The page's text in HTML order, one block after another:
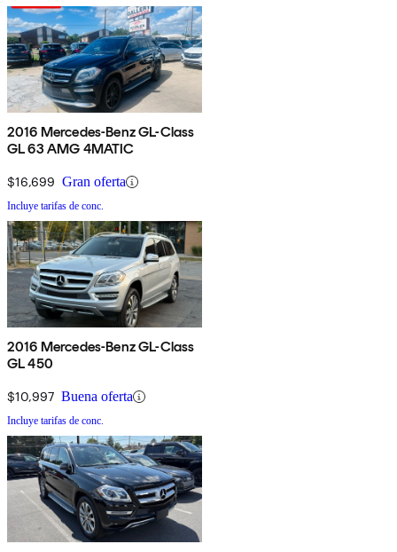
2016 Mercedes-Benz GL-Class
GL 63 AMG 4MATIC
$16,699 Gran oferta
Incluye tarifas de conc.
2016 Mercedes-Benz GL-Class
GL 450
$10,997 Buena oferta
Incluye tarifas de conc.